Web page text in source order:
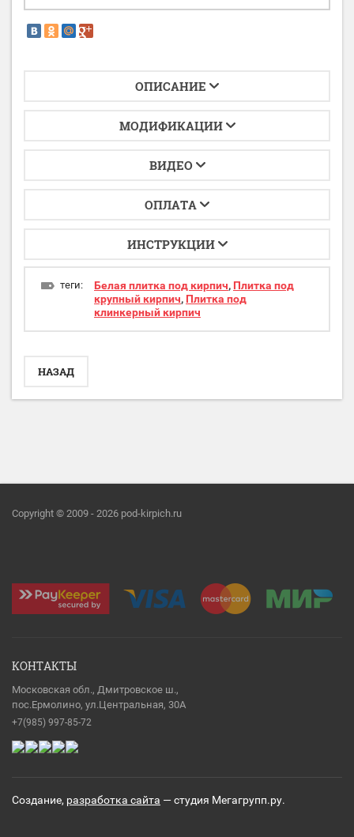
ОПИСАНИЕ
МОДИФИКАЦИИ
ВИДЕО
ОПЛАТА
ИНСТРУКЦИИ
теги: Белая плитка под кирпич, Плитка под
крупный кирпич, Плитка под
клинкерный кирпич
НАЗАД
Copyright © 2009 - 2026 pod-kirpich.ru
КОНТАКТЫ
Московская обл., Дмитровское ш.,
пос.Ермолино, ул.Центральная, 30А
+7(985) 997-85-72
Создание, разработка сайта — студия Мегагрупп.ру.